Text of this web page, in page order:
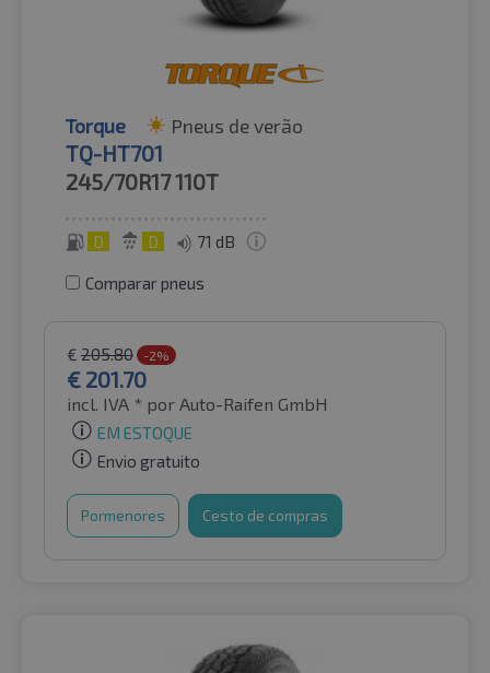
Torque Pneus de verão
TQ-HT701
245/70R17110T
D D 71 dB
Comparar pneus
€ 205.80 -2%
€ 201.70
incl. IVA * por Auto-Raifen GmbH
EM ESTOQUE
Envio gratuito
Pormenores Cesto de compras